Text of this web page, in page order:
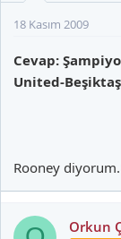
18 Kasım 2009
Cevap:
United-
Rooney
Orkun